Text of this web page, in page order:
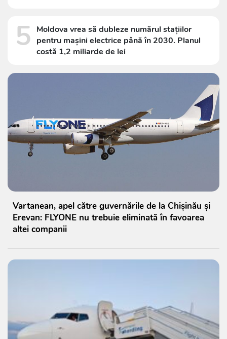
5 Moldova vrea să dubleze numărul stațiilor
pentru mașini electrice până în 2030. Planul
costă 1,2 miliarde de lei
Vartanean, apel către guvernările de la Chișinău și
Erevan: FLYONE nu trebuie eliminată în favoarea
altei companii